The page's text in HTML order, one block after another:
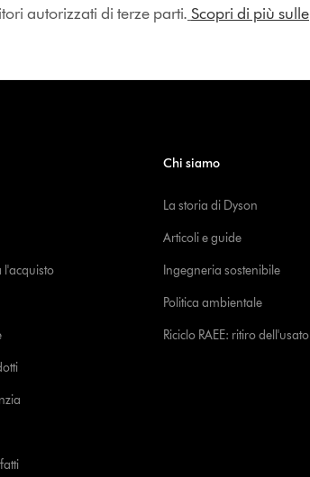
autorizzati di terze parti. Scopri di più sulle
l'acquisto
Chi siamo
La storia di Dyson
Articoli e guide
Ingegneria sostenibile
Politica ambientale
Riciclo RAEE: ritiro dell'usato